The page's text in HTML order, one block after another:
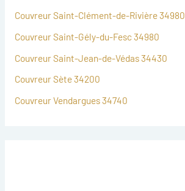
Couvreur Saint-Clément-de-Rivière 34980
Couvreur Saint-Gély-du-Fesc 34980
Couvreur Saint-Jean-de-Védas 34430
Couvreur Sète 34200
Couvreur Vendargues 34740